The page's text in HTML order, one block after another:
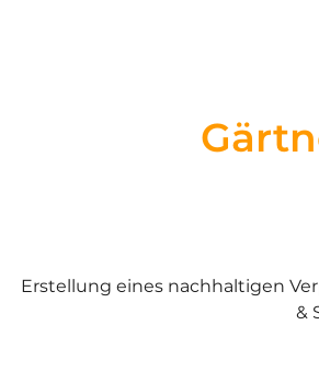
Erstellung eines nachhaltigen
&